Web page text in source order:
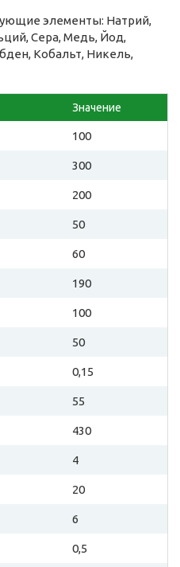
элементы: Натрий,
Сера, Медь, Йод,
Кобальт, Никель,
Значение
100
300
200
50
60
190
100
50
0,15
55
430
4
20
6
0,5